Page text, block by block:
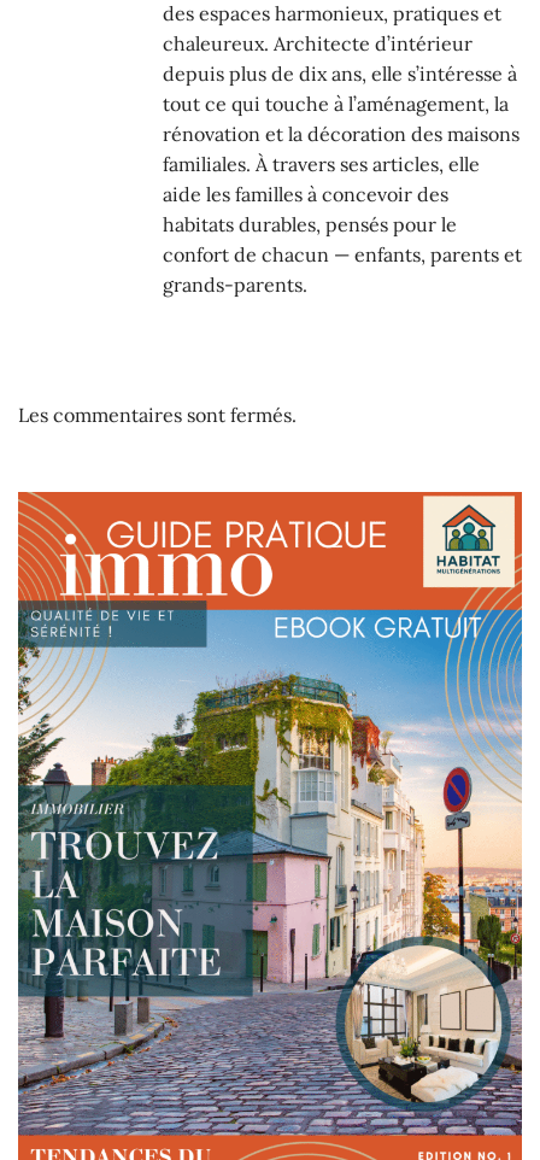
des espaces harmonieux, pratiques et
chaleureux. Architecte d’intérieur
depuis plus de dix ans, elle s’intéresse à
tout ce qui touche à l’aménagement, la
rénovation et la décoration des maisons
familiales. À travers ses articles, elle
aide les familles à concevoir des
habitats durables, pensés pour le
confort de chacun — enfants, parents et
grands-parents.
Les commentaires sont fermés.